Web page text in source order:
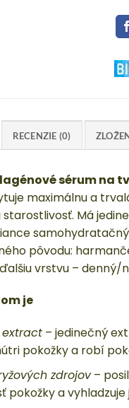
RECENZIE (0)
sérum na
maximálnu a
Má j
pôvodu:
vrstvu – denný/
je
– jedinečný
pokožky a robí
zdrojov–
pokožky a